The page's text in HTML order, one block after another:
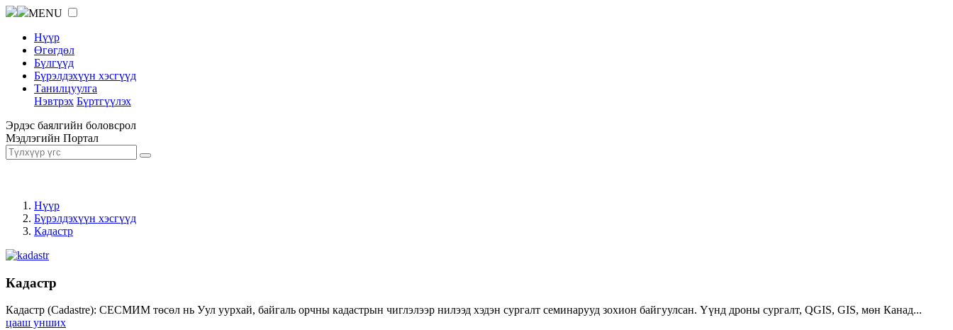
MENU
Нүүр
Өгөгдөл
Бүлгүүд
Бүрэлдэхүүн хэсгүүд
Танилцуулга
Нэвтрэх Бүртгүүлэх
Эрдэс баялгийн боловсрол
Мэдлэгийн Портал
Нүүр
Бүрэлдэхүүн хэсгүүд
Кадастр
Кадастр
Кадастр (Cadastre): СЕСМИМ төсөл нь Уул уурхай, байгаль орчны кадастрын чиглэлээр нилээд хэдэн сургалт семинарууд зохион байгуулсан. Үүнд дроны сургалт, QGIS, GIS, мөн Канад...
цааш унших